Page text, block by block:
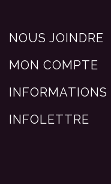
NOUS JOINDRE
MON COMPTE
INFORMATIONS
INFOLETTRE